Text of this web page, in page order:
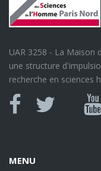
UAR 3258 - La Maison
une structure
recherche en sciences
Canal
MENU